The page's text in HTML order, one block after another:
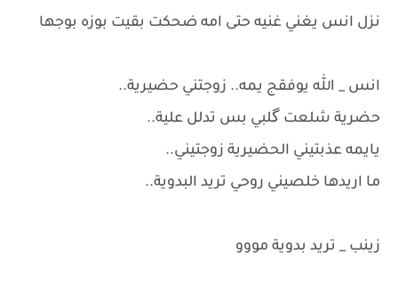
نزل انس يغني غنيه حتى امه ضحكت بقيت بوزه بوجها
انس _ الله يوفقج يمه.. زوجتني حضيرية..
حضرية شلعت گلبي بس تدلل علية..
يايمه عذبتيني الحضيرية زوجتيني..
ما اريدها خلصيني روحي تريد البدوية..
زينب _ تريد بدوية مووو